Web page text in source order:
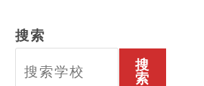
搜索
搜
索